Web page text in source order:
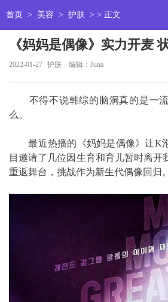
首页 > 美容 > 护肤 > > 正文
《妈妈是偶像》实力开麦
2022-01-27 护肤 编辑：Juna
不得不说韩综的脑洞真的是一流
么。
最近热播的《妈妈是偶像》让K
目邀请了几位因生育和育儿暂时离开
重返舞台，挑战作为新生代偶像回归。